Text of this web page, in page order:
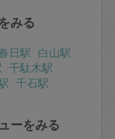
みる
日駅 白山駅
千駄木駅
千石駅
ーをみる